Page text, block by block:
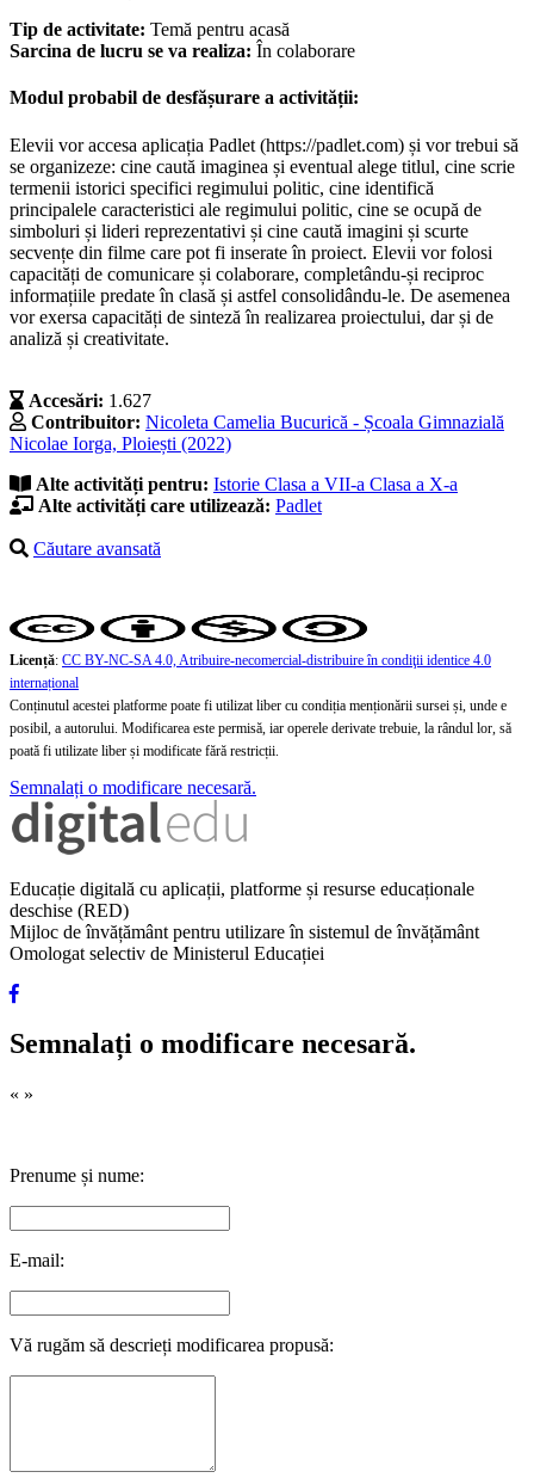
Tip de activitate: Temă pentru acasă
Sarcina de lucru se va realiza: În colaborare
Modul probabil de desfășurare a activității:
Elevii vor accesa aplicația Padlet (https://padlet.com) și vor trebui să
se organizeze: cine caută imaginea și eventual alege titlul, cine scrie
termenii istorici specifici regimului politic, cine identifică
principalele caracteristici ale regimului politic, cine se ocupă de
simboluri și lideri reprezentativi și cine caută imagini și scurte
secvențe din filme care pot fi inserate în proiect. Elevii vor folosi
capacități de comunicare și colaborare, completându-și reciproc
informațiile predate în clasă și astfel consolidându-le. De asemenea
vor exersa capacități de sinteză în realizarea proiectului, dar și de
analiză și creativitate.
Accesări: 1.627
Contribuitor: Nicoleta Camelia Bucurică - Școala Gimnazială
Nicolae Iorga, Ploiești (2022)
Alte activități pentru: Istorie Clasa a VII-a Clasa a X-a
Alte activități care utilizează: Padlet
Căutare avansată
Licență: CC BY-NC-SA 4.0, Atribuire-necomercial-distribuire în condiţii identice 4.0
internațional
Conținutul acestei platforme poate fi utilizat liber cu condiția menționării sursei și, unde e
posibil, a autorului. Modificarea este permisă, iar operele derivate trebuie, la rândul lor, să
poată fi utilizate liber și modificate fără restricții.
Semnalați o modificare necesară.
Educație digitală cu aplicații, platforme și resurse educaționale
deschise (RED)
Mijloc de învățământ pentru utilizare în sistemul de învățământ
Omologat selectiv de Ministerul Educației
Semnalați o modificare necesară.
« »
Prenume și nume:
E-mail:
Vă rugăm să descrieți modificarea propusă: